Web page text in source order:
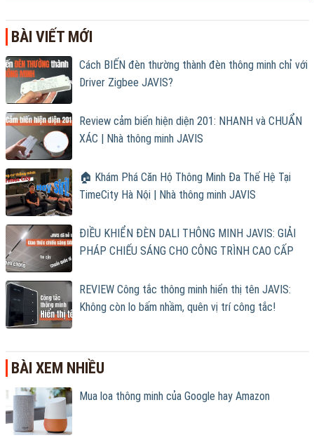
BÀI VIẾT MỚI
Cách BIẾN đèn thường thành đèn thông minh chỉ với
Driver Zigbee JAVIS?
Review cảm biến hiện diện 201: NHANH và CHUẨN
XÁC | Nhà thông minh JAVIS
🏠 Khám Phá Căn Hộ Thông Minh Đa Thế Hệ Tại
TimeCity Hà Nội | Nhà thông minh JAVIS
ĐIỀU KHIỂN ĐÈN DALI THÔNG MINH JAVIS: GIẢI
PHÁP CHIẾU SÁNG CHO CÔNG TRÌNH CAO CẤP
REVIEW Công tắc thông minh hiển thị tên JAVIS:
Không còn lo bấm nhầm, quên vị trí công tắc!
BÀI XEM NHIỀU
Mua loa thông minh của Google hay Amazon